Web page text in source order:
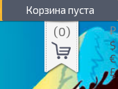
Корзина пуста
(0) ₽
$
€
£